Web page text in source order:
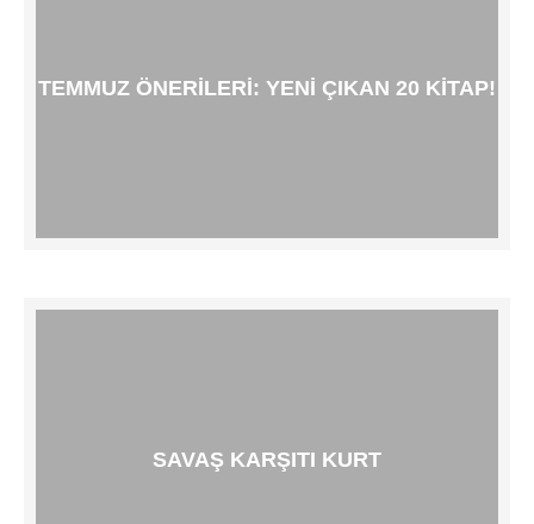
TEMMUZ ÖNERILERI: YENI ÇIKAN 20 KITAP!
SAVAŞ KARŞITI KURT